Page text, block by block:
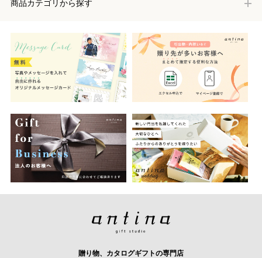
商品カテゴリから探す
贈り物、カタログギフトの専門店